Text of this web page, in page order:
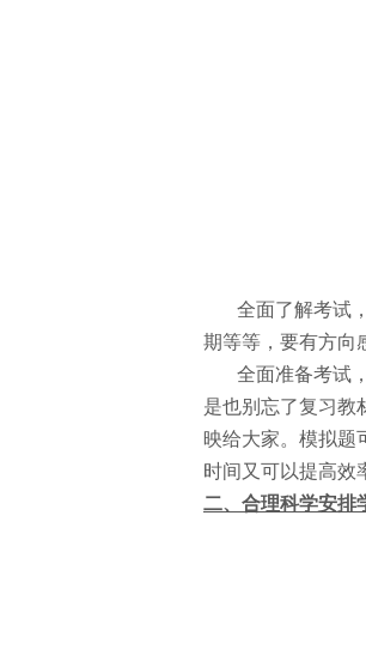
全面了解考试，
期等等，要有方向
全面准备考试，
是也别忘了复习教
映给大家。模拟题
时间又可以提高效
二、合理科学安排